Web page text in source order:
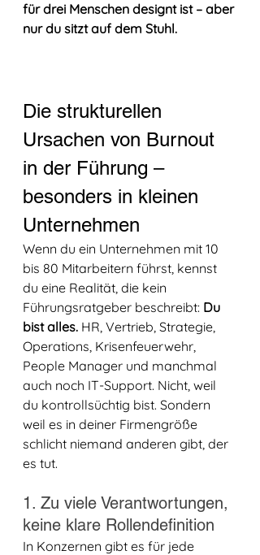
für drei Menschen designt ist – aber
nur du sitzt auf dem Stuhl.
Die strukturellen
Ursachen von Burnout
in der Führung –
besonders in kleinen
Unternehmen
Wenn du ein Unternehmen mit 10
bis 80 Mitarbeitern führst, kennst
du eine Realität, die kein
Führungsratgeber beschreibt: Du
bist alles. HR, Vertrieb, Strategie,
Operations, Krisenfeuerwehr,
People Manager und manchmal
auch noch IT-Support. Nicht, weil
du kontrollsüchtig bist. Sondern
weil es in deiner Firmengröße
schlicht niemand anderen gibt, der
es tut.
1. Zu viele Verantwortungen,
keine klare Rollendefinition
In Konzernen gibt es für jede